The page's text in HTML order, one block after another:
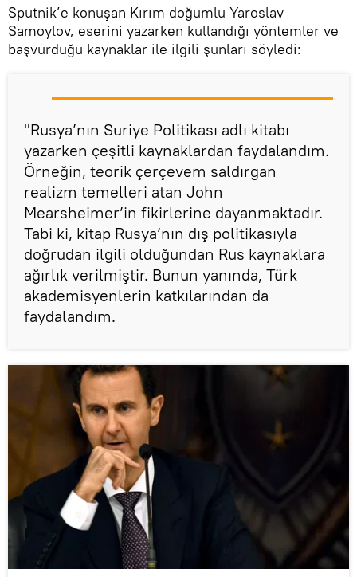
Sputnik’e konuşan Kırım doğumlu Yaroslav
Samoylov, eserini yazarken kullandığı yöntemler ve
başvurduğu kaynaklar ile ilgili şunları söyledi:
''Rusya’nın Suriye Politikası adlı kitabı
yazarken çeşitli kaynaklardan faydalandım.
Örneğin, teorik çerçevem saldırgan
realizm temelleri atan John
Mearsheimer’in fikirlerine dayanmaktadır.
Tabi ki, kitap Rusya’nın dış politikasıyla
doğrudan ilgili olduğundan Rus kaynaklara
ağırlık verilmiştir. Bunun yanında, Türk
akademisyenlerin katkılarından da
faydalandım.